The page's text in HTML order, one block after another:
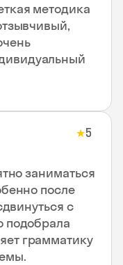
методика
★5
заниматься
после
с
подобрала
грамматику